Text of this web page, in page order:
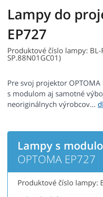
Lampy do
EP727
Produktové číslo lampy: BL-
SP.88N01GC01)
Pre svoj projektor
s modulom aj samotné
neoriginálnych výrobcov...
Lampy s
OPTOMA EP727
Produktové číslo lampy: